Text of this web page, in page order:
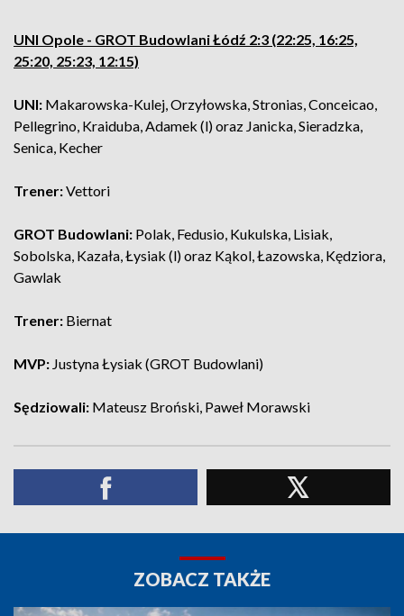
UNI Opole - GROT Budowlani Łódź 2:3 (22:25, 16:25,
25:20, 25:23, 12:15)
UNI: Makarowska-Kulej, Orzyłowska, Stronias, Conceicao,
Pellegrino, Kraiduba, Adamek (l) oraz Janicka, Sieradzka,
Senica, Kecher
Trener:Vettori
GROT Budowlani: Polak, Fedusio, Kukulska, Lisiak,
Sobolska, Kazała, Łysiak (l) oraz Kąkol, Łazowska, Kędziora,
Gawlak
Trener: Biernat
MVP: Justyna Łysiak (GROT Budowlani)
Sędziowali: Mateusz Broński, Paweł Morawski
ZOBACZ TAKŻE